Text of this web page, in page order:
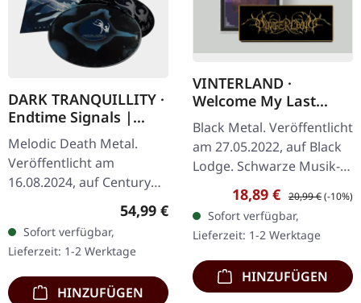
DARK TRANQUILLITY ·
Endtime Signals |
MIDNIGHT HAZE LP +
BONUS BLACK LP IN
O-CARD
Melodic Death Metal.
Veröffentlicht am
16.08.2024, auf Century
Media Records. Midnight
Haze farbiges Vinyl im
Gatefold Cover auf
reverse board print…
Regulärer Preis:
54,99 €
Sofort verfügbar,
Lieferzeit: 1-2 Werktage
HINZUFÜGEN
VINTERLAND ·
Welcome My Last
Chapter | BLACK
TAPE/PATCH
Black Metal. Veröffentlicht
am 27.05.2022, auf Black
Lodge. Schwarze Musik-
Kassette, limitierte
Auflage mit Patch. Die
schwedischen Black…
Verkaufspreis:
18,89 € Regulärer Preis:
20,99 €(-10%)
Sofort verfügbar,
Lieferzeit: 1-2 Werktage
HINZUFÜGEN